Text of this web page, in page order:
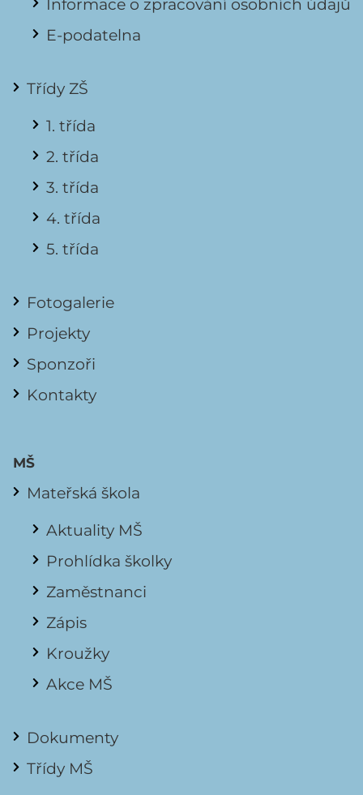
Informace o zpracování osobních údajů
E-podatelna
Třídy ZŠ
1. třída
2. třída
3. třída
4. třída
5. třída
Fotogalerie
Projekty
Sponzoři
Kontakty
MŠ
Mateřská škola
Aktuality MŠ
Prohlídka školky
Zaměstnanci
Zápis
Kroužky
Akce MŠ
Dokumenty
Třídy MŠ